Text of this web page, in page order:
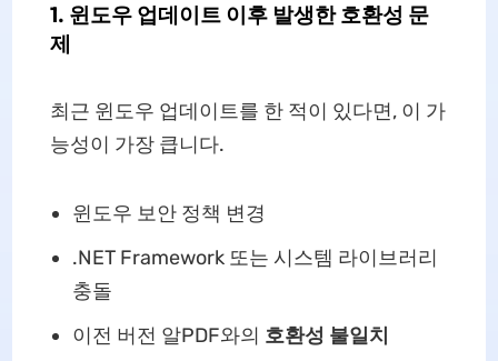
1. 윈도우 업데이트 이후 발생한 호환성 문
제
최근 윈도우 업데이트를 한 적이 있다면, 이 가
능성이 가장 큽니다.
윈도우 보안 정책 변경
.NET Framework 또는 시스템 라이브러리
충돌
이전 버전 알PDF와의 호환성 불일치